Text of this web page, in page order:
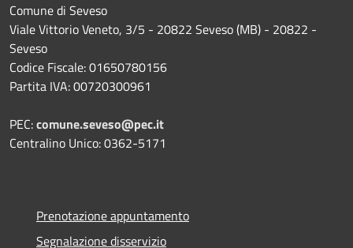
Comune di Seveso
Viale Vittorio Veneto, 3/5 - 20822 Seveso (MB) - 20822 -
Seveso
Codice Fiscale: 01650780156
Partita IVA: 00720300961
PEC:comune.seveso@pec.it
Centralino Unico: 0362-5171
Prenotazione appuntamento
Segnalazione disservizio